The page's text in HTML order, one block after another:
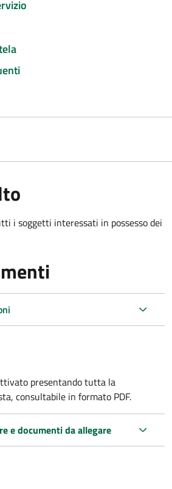
i soggetti interessati in possesso dei
presentando tutta la
consultabile in formato PDF.
e documenti da allegare